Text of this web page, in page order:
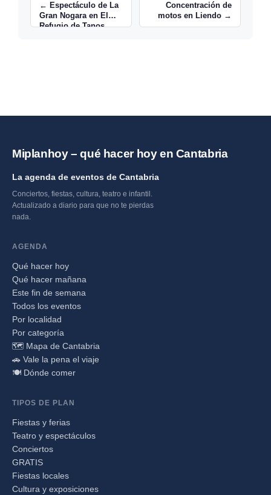
← Espectáculo de La
Gran Nogara en El
Refugio de Tanos
Concentración de
motos en Liendo →
Miplanhoy – qué hacer hoy en Cantabria
La agenda de eventos de Cantabria
Conciertos, fiestas, cultura, teatro e infantil.
Actualizado a diario para que no te pierdas
nada.
AGENDA
Qué hacer hoy
Qué hacer mañana
Este fin de semana
Todos los eventos
Por localidad
Por categoría
🗺️ Mapa de Cantabria
🚗 Vale la pena el viaje
🍽️ Dónde comer
TIPOS DE PLAN
Fiestas y ferias
Teatro y espectáculos
Conciertos
GRATIS
Fiestas locales
Cultura y exposiciones